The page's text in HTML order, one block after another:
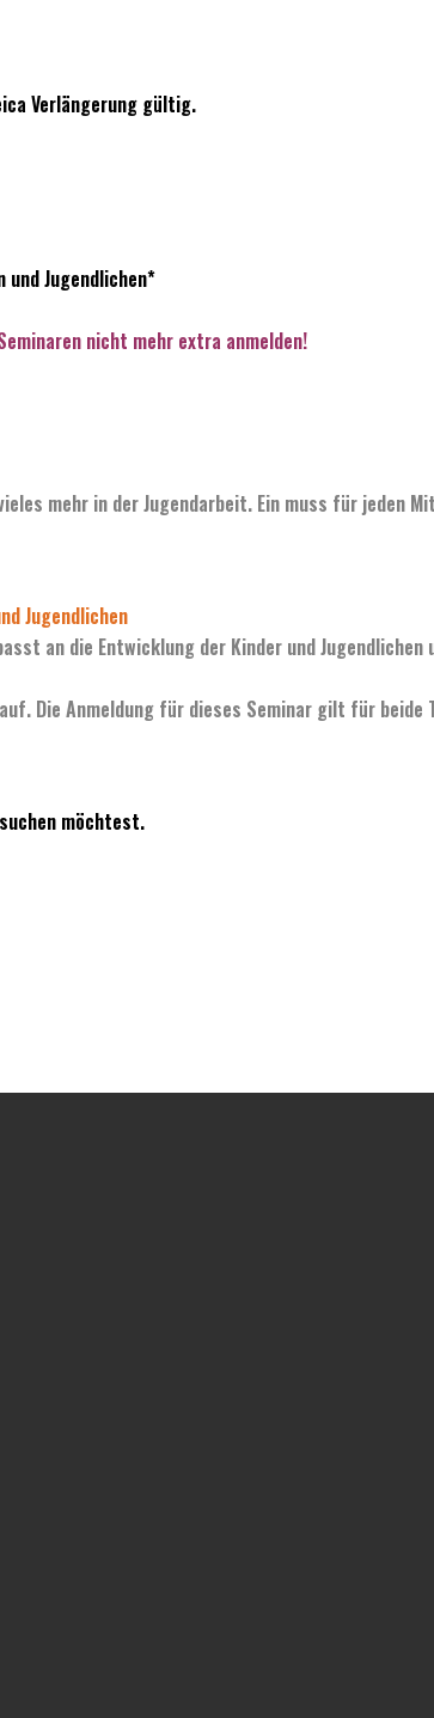
Verlängerung gültig.
und Jugendlichen*
nicht mehr extra anmelden!
mehr in der Jugendarbeit. Ein muss für jeden
Jugendlichen
an die Entwicklung der Kinder und Jugendlichen
Die Anmeldung für dieses Seminar gilt für beide
möchtest.